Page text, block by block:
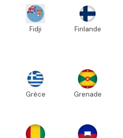
Fidji Finlande
Grèce Grenade